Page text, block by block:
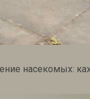
насекомых: